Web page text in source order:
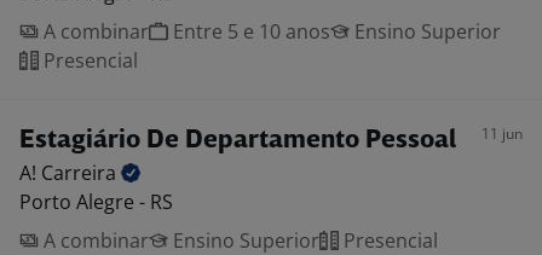
A combinar
Entre 5 e 10 anos
Ensino Superior
Presencial
Estagiário De Departamento Pessoal 11 jun
A! Carreira
Porto Alegre - RS
A combinar
Ensino Superior Presencial